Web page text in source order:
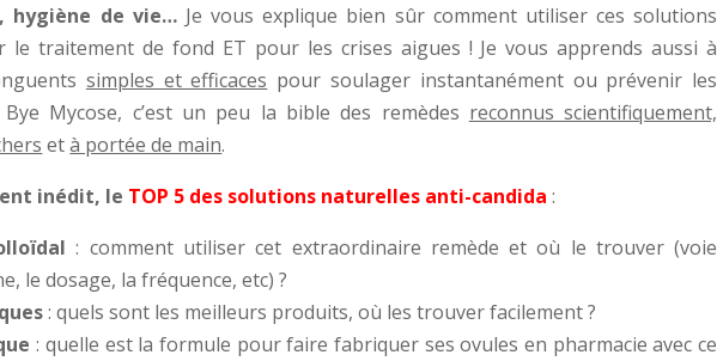
hygiène de vie… Je vous explique bien sûr comment utiliser ces solutions
le traitement de fond ET pour les crises aigues ! Je vous apprends aussi à
simples et efficaces pour soulager instantanément ou prévenir les
Bye Mycose, c’est un peu la bible des remèdes reconnus scientifiquement,
età portée de main.
inédit, le TOP 5 des solutions naturelles anti-candida :
: comment utiliser cet extraordinaire remède et où le trouver (voie
le dosage, la fréquence, etc) ?
: quels sont les meilleurs produits, où les trouver facilement ?
: quelle est la formule pour faire fabriquer ses ovules en pharmacie avec ce